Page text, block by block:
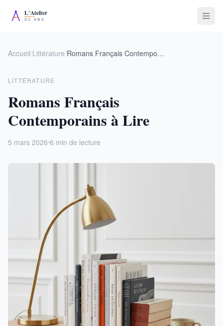
Accueil/Littérature/ Romans Français Contemporains à Lire
LITTÉRATURE
Romans Français
Contemporains à Lire
5 mars 2026 6 min de lecture